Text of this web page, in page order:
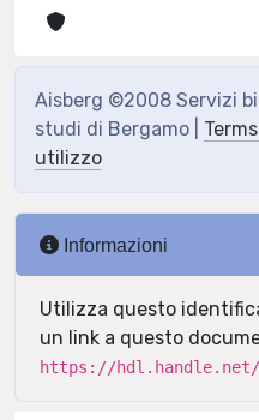
Aisberg ©2008 Servizi
studi di Bergamo |
utilizzo
Informazioni
Utilizza questo
un link a questo
https://hdl.handle.net/